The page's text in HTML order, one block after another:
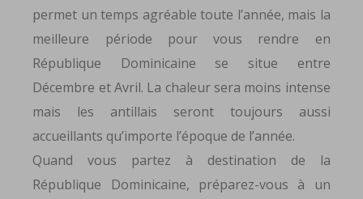
permet un temps agréable toute l’année, mais la
meilleure période pour vous rendre en
République Dominicaine se situe entre
Décembre et Avril. La chaleur sera moins intense
mais les antillais seront toujours aussi
accueillants qu’importe l’époque de l’année.
Quand vous partez à destination de la
République Dominicaine, préparez-vous à un